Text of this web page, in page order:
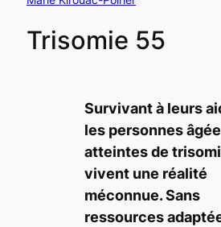
Trisomie 55
Survivant à leurs
les personnes
atteintes de
vivent une réalité
méconnue. Sans
ressources